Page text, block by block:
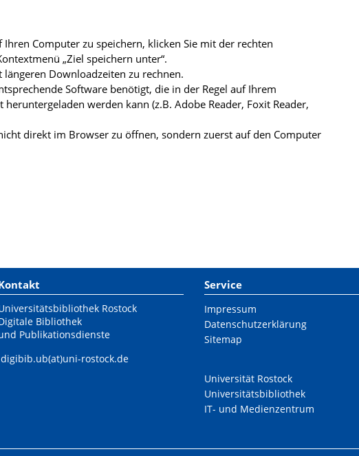
Computer zu speichern, klicken Sie mit der rechten
„Ziel speichern unter“.
Downloadzeiten zu rechnen.
Software benötigt, die in der Regel auf Ihrem
werden kann (z.B. Adobe Reader, Foxit Reader,
direkt im Browser zu öffnen, sondern zuerst auf den Computer
Rostock
Bibliothek
Publikationsdienste
digibib.ub(at)uni-rostock.de
Service
Impressum
Datenschutzerklärung
Sitemap
Universität Rostock
Universitätsbibliothek
IT- und Medienzentrum